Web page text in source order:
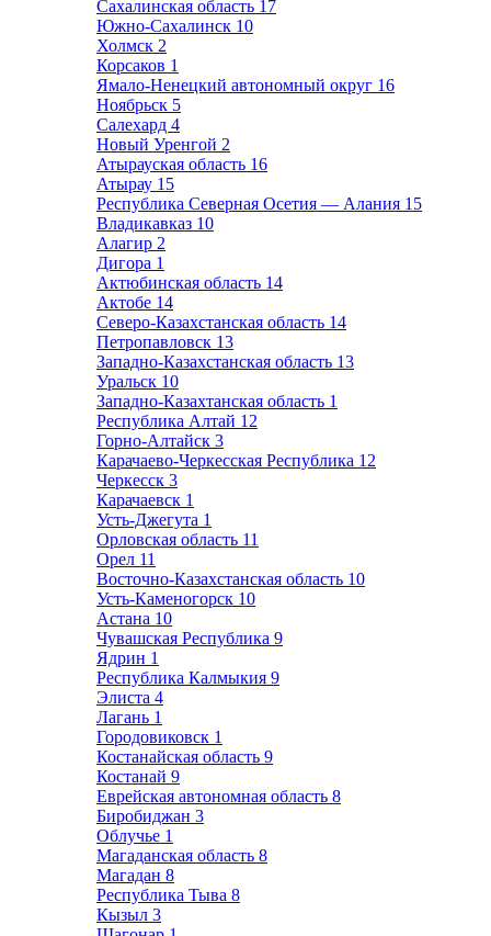
Сахалинская область 17
Южно-Сахалинск 10
Холмск 2
Корсаков 1
Ямало-Ненецкий автономный округ 16
Ноябрьск 5
Салехард 4
Новый Уренгой 2
Атырауская область 16
Атырау 15
Республика Северная Осетия — Алания 15
Владикавказ 10
Алагир 2
Дигора 1
Актюбинская область 14
Актобе 14
Северо-Казахстанская область 14
Петропавловск 13
Западно-Казахстанская область 13
Уральск 10
Западно-Казахтанская область 1
Республика Алтай 12
Горно-Алтайск 3
Карачаево-Черкесская Республика 12
Черкесск 3
Карачаевск 1
Усть-Джегута 1
Орловская область 11
Орел 11
Восточно-Казахстанская область 10
Усть-Каменогорск 10
Астана 10
Чувашская Республика 9
Ядрин 1
Республика Калмыкия 9
Элиста 4
Лагань 1
Городовиковск 1
Костанайская область 9
Костанай 9
Еврейская автономная область 8
Биробиджан 3
Облучье 1
Магаданская область 8
Магадан 8
Республика Тыва 8
Кызыл 3